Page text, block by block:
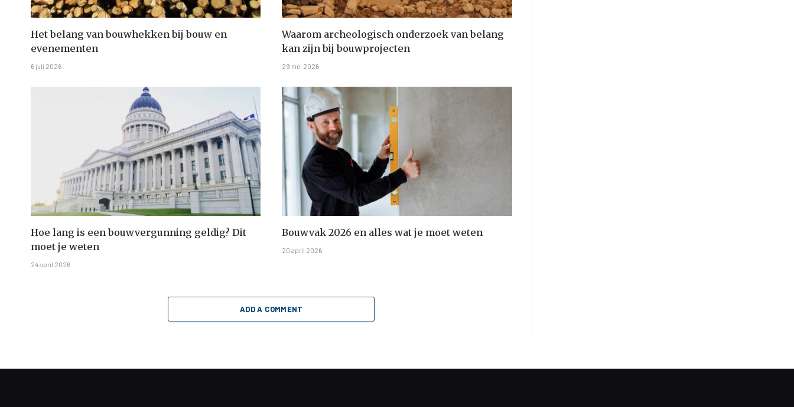
Het belang van bouwhekken bij bouw en
evenementen
6 juli 2026
Waarom archeologisch onderzoek van belang
kan zijn bij bouwprojecten
29 mei 2026
Hoe lang is een bouwvergunning geldig? Dit
moet je weten
24 april 2026
Bouwvak 2026 en alles wat je moet weten
20 april 2026
ADD A COMMENT